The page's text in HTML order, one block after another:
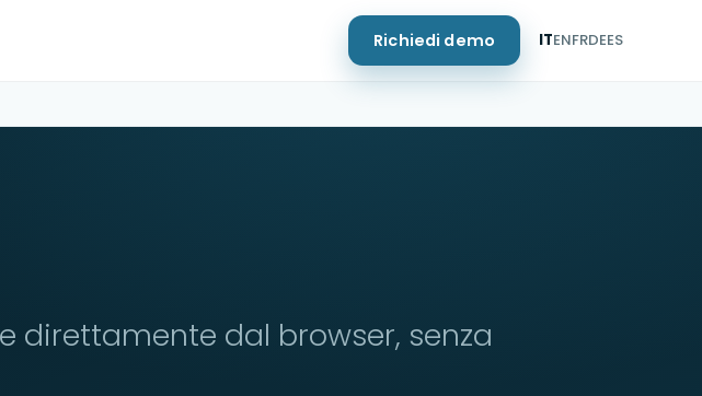
Richiedi demo ITENFRDEES
direttamente dal browser, senza